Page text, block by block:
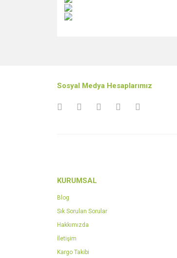
Ürün açıklamasında eksik bilgiler
Sosyal Medya Hesaplarımız
KURUMSAL
Blog
Sık Sorulan Sorular
Hakkımızda
İletişim
Kargo Takibi